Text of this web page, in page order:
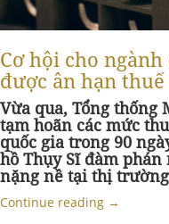
Cơ hội cho
được ân hạn
Vừa qua, Tổng thống
tạm hoãn các mức
quốc gia trong 90
hồ Thụy Sĩ đàm
nặng nề tại thị
Continue reading →